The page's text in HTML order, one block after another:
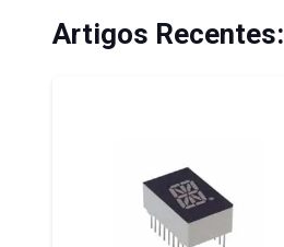
Artigos Recentes: